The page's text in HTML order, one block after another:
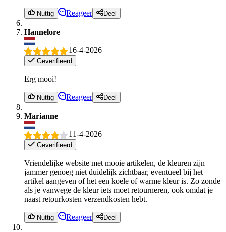
Nuttig Reageer Deel
Hannelore
16-4-2026
Geverifieerd
Erg mooi!
Nuttig Reageer Deel
Marianne
11-4-2026
Geverifieerd
Vriendelijke website met mooie artikelen, de kleuren zijn
jammer genoeg niet duidelijk zichtbaar, eventueel bij het
artikel aangeven of het een koele of warme kleur is. Zo zonde
als je vanwege de kleur iets moet retourneren, ook omdat je
naast retourkosten verzendkosten hebt.
Nuttig Reageer Deel